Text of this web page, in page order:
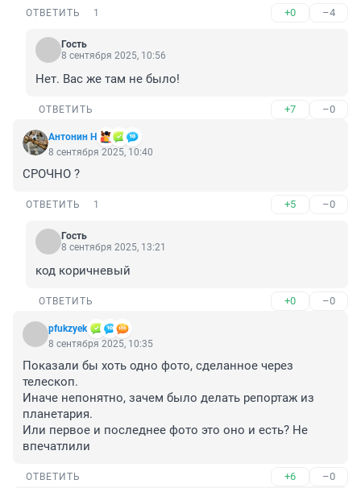
ОТВЕТИТЬ 1 +0 –4
Гость
8 сентября 2025, 10:56
Нет. Вас же там не было!
ОТВЕТИТЬ +7 –0
Антонин Н
8 сентября 2025, 10:40
СРОЧНО ?
ОТВЕТИТЬ 1 +5 –0
Гость
8 сентября 2025, 13:21
код коричневый
ОТВЕТИТЬ +0 –0
pfukzyek
8 сентября 2025, 10:35
Показали бы хоть одно фото, сделанное через
телескоп.
Иначе непонятно, зачем было делать репортаж из
планетария.
Или первое и последнее фото это оно и есть? Не
впечатлили
ОТВЕТИТЬ +6 –0